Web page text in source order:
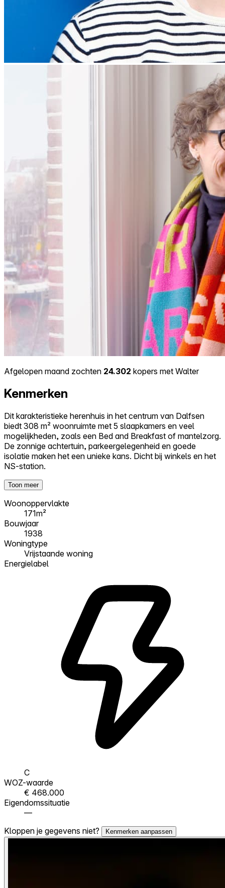
Afgelopen maand zochten 24.302 kopers met Walter
Kenmerken
Dit karakteristieke herenhuis in het centrum van Dalfsen
biedt 308 m² woonruimte met 5 slaapkamers en veel
mogelijkheden, zoals een Bed and Breakfast of mantelzorg.
De zonnige achtertuin, parkeergelegenheid en goede
isolatie maken het een unieke kans. Dicht bij winkels en het
NS-station.
Toon meer
Woonoppervlakte
171m²
Bouwjaar
1938
Woningtype
Vrijstaande woning
Energielabel
C
WOZ-waarde
€ 468.000
Eigendomssituatie
—
Kloppen je gegevens niet?
Kenmerken aanpassen